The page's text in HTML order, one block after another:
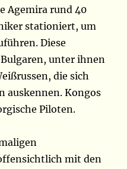
Agemira rund 40
stationiert, um
Diese
unter ihnen
die sich
auskennen. Kongos
Piloten.
mit den